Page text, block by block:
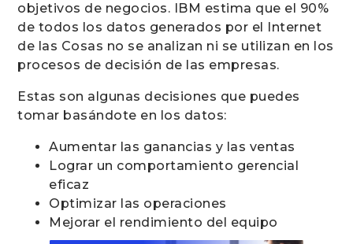
objetivos de negocios. IBM estima que el 90%
de todos los datos generados por el Internet
de las Cosas no se analizan ni se utilizan en los
procesos de decisión de las empresas.
Estas son algunas decisiones que puedes
tomar basándote en los datos:
Aumentar las ganancias y las ventas
Lograr un comportamiento gerencial
eficaz
Optimizar las operaciones
Mejorar el rendimiento del equipo